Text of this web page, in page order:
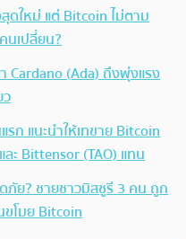
ดใหม่ แต่ Bitcoin ไม่ตาม
นเปลี่ยน?
Cardano (Ada) ถึงพุ่งแรง
ก แนะนำให้เทขาย Bitcoin
ะ Bittensor (TAO) แทน
ภัย? ชายชาวมิสซูรี 3 คน ถูก
โมย Bitcoin